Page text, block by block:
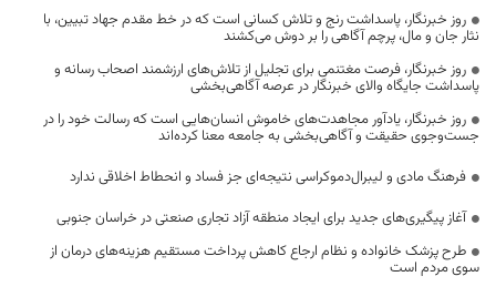
روز خبرنگار، پاسداشت رنج و تلاش کسانی است که در خط مقدم جهاد تبیین، با
نثار جان و مال، پرچم آگاهی را بر دوش می‌کشند
روز خبرنگار، فرصت مغتنمی برای تجلیل از تلاش‌های ارزشمند اصحاب رسانه و
پاسداشت جایگاه والای خبرنگار در عرصه آگاهی‌بخشی
روز خبرنگار، یادآور مجاهدت‌های خاموش انسان‌هایی است که رسالت خود را در
جست‌وجوی حقیقت و آگاهی‌بخشی به جامعه معنا کرده‌اند
فرهنگ مادی و لیبرال‌دموکراسی نتیجه‌ای جز فساد و انحطاط اخلاقی ندارد
آغاز پیگیری‌های جدید برای ایجاد منطقه آزاد تجاری صنعتی در خراسان جنوبی
طرح پزشک خانواده و نظام ارجاع کاهش پرداخت مستقیم هزینه‌های درمان از
سوی مردم است